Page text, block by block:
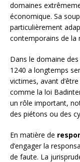
domaines
économique. Sa
particulièrement
contemporains de la
Dans le domaine des
1240 a longtemps
victimes, avant
comme la loi
un rôle important,
des piétons ou des
En matière de
d’engager la
de faute. La